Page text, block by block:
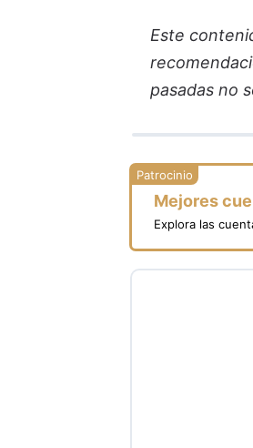
Este
pasadas no
Mejores
Explora las